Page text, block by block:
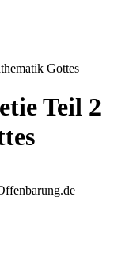
Gottes
Teil 2